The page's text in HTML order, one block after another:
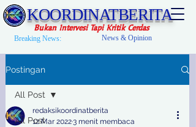
KOORDINATBERITA
Bukan Intervesi Tapi Kritik Cerdas
Breaking News: News & Opinion
Postingan
All Post
All Post
redaksikoordinatberita
12 Mar 20223 menit membaca